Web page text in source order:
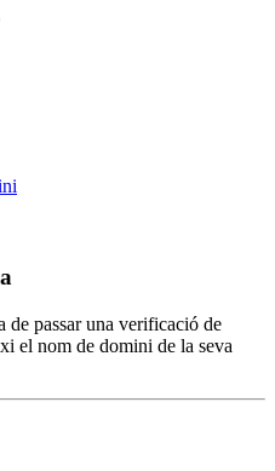
de passar una verificació de
el nom de domini de la seva